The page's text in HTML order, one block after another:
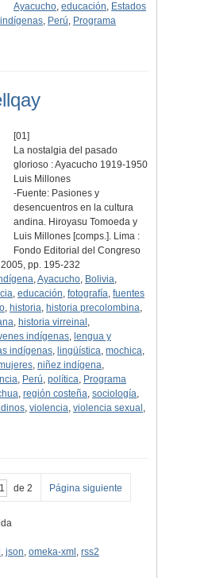
Ayacucho,educación, Estados
, Perú, Programa
[01]
La nostalgia del pasado
glorioso : Ayacucho 1919-1950
Luis Millones
-Fuente: Pasiones y
desencuentros en la cultura
andina. Hiroyasu Tomoeda y
Luis Millones [comps.]. Lima :
Fondo Editorial del Congreso
pp. 195-232
,Ayacucho, Bolivia,
, educación, fotografía, fuentes
, historia, historia precolombina,
, historia virreinal ,
indígenas, lengua y
indígenas, lingüística, mochica,
, niñez indígena,
, Perú, política, Programa
, región costeña, sociología,
, violencia, violencia sexual ,
de 2 Página siguiente
, json, omeka-xml , rss2